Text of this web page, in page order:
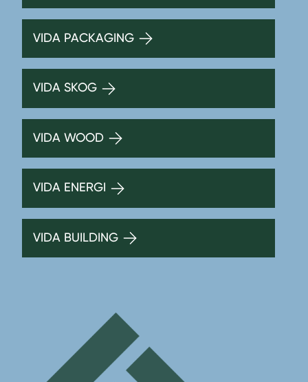
VIDA PACKAGING
VIDA SKOG
VIDA WOOD
VIDA ENERGI
VIDA BUILDING